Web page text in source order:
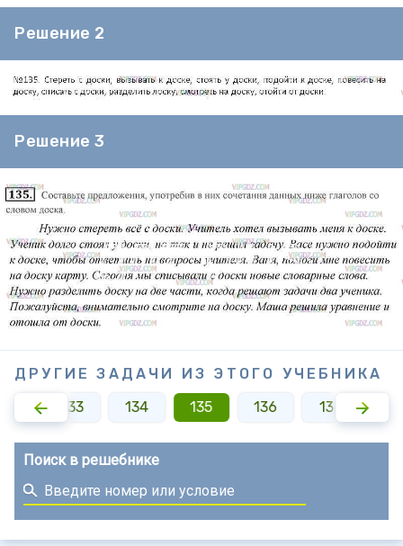
Решение 2
Решение 3
ДРУГИЕ ЗАДАЧИ ИЗ ЭТОГО УЧЕБНИКА
133 134 135 136 137
Поиск в решебнике